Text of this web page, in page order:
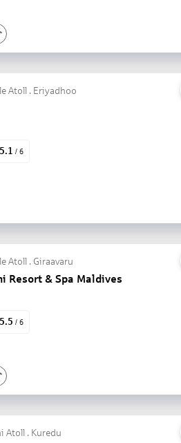
Atoll . Eriyadhoo
5.1 / 6
Atoll . Giraavaru
Resort & Spa Maldives
5.5 / 6
Atoll . Kuredu